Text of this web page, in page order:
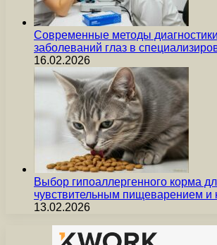
Современные методы
заболеваний глаз в
16.02.2026
Выбор гипоаллергенного корма
чувствительным пищеварением
13.02.2026